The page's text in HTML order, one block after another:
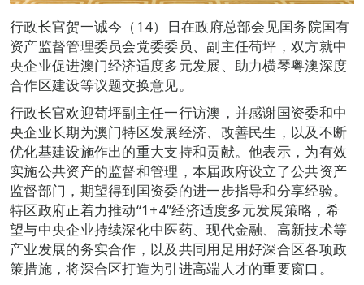
行政长官贺一诚今（14）日在政府总部会见国务院国有
资产监督管理委员会党委委员、副主任苟坪，双方就中
央企业促进澳门经济适度多元发展、助力横琴粤澳深度
合作区建设等议题交换意见。
行政长官欢迎苟坪副主任一行访澳，并感谢国资委和中
央企业长期为澳门特区发展经济、改善民生，以及不断
优化基建设施作出的重大支持和贡献。他表示，为有效
实施公共资产的监督和管理，本届政府设立了公共资产
监督部门，期望得到国资委的进一步指导和分享经验。
特区政府正着力推动“1+4”经济适度多元发展策略，希
望与中央企业持续深化中医药、现代金融、高新技术等
产业发展的务实合作，以及共同用足用好深合区各项政
策措施，将深合区打造为引进高端人才的重要窗口。